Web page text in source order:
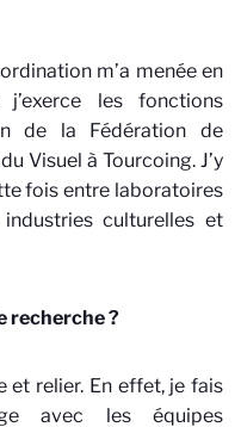
m’a menée en
les fonctions
de la Fédération de
Visuel à Tourcoing. J’y
fois entre laboratoires
culturelles et
recherche ?
et relier. En effet, je fais
avec les équipes